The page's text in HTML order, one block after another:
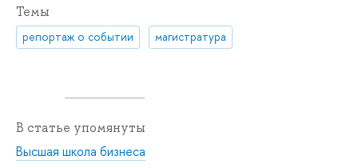
Темы
репортаж о событии магистратура
В статье упомянуты
Высшая школа бизнеса